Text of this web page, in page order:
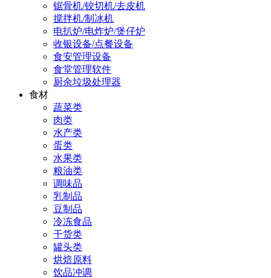
锯骨机/铰切机/去皮机
搅拌机/制冰机
电扒炉/电炸炉/煲仔炉
收银设备/点餐设备
食安管理设备
食堂管理软件
厨余垃圾处理器
食材
蔬菜类
肉类
水产类
蛋类
水果类
粮油类
调味品
乳制品
豆制品
冷冻食品
干货类
罐头类
烘焙原料
饮品冲调